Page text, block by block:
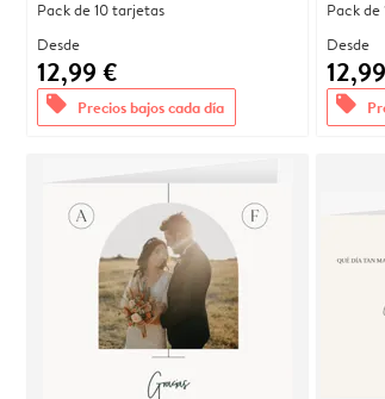
Pack de 10 tarjetas
Desde
12,99 €
offers Precios bajos cada día
Pack
Desde
offers